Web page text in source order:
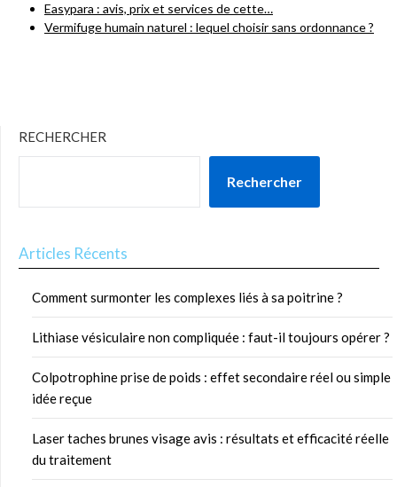
Easypara : avis, prix et services de cette…
Vermifuge humain naturel : lequel choisir sans ordonnance ?
RECHERCHER
Rechercher
Articles Récents
Comment surmonter les complexes liés à sa poitrine ?
Lithiase vésiculaire non compliquée : faut-il toujours opérer ?
Colpotrophine prise de poids : effet secondaire réel ou simple
idée reçue
Laser taches brunes visage avis : résultats et efficacité réelle
du traitement